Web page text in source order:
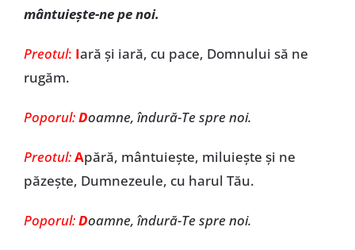
mântuiește-ne pe noi.
Preotul: Iară și iară, cu pace, Domnului să ne
rugăm.
Poporul:Doamne, îndură-Te spre noi.
Preotul:Apără, mântuiește, miluiește și ne
păzește, Dumnezeule, cu harul Tău.
Poporul:Doamne, îndură-Te spre noi.